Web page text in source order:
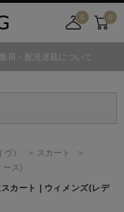
0
舗
カ
ト
0
荷・配送遅延について
ヴ）
スカート
ース)
カート | ウィメンズ(レデ